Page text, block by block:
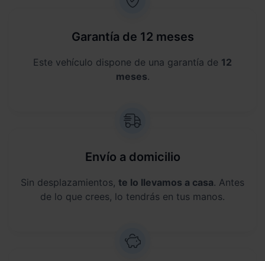
Garantía de 12 meses
Este vehículo dispone de una garantía de 12
meses.
Envío a domicilio
Sin desplazamientos, te lo llevamos a casa. Antes
de lo que crees, lo tendrás en tus manos.